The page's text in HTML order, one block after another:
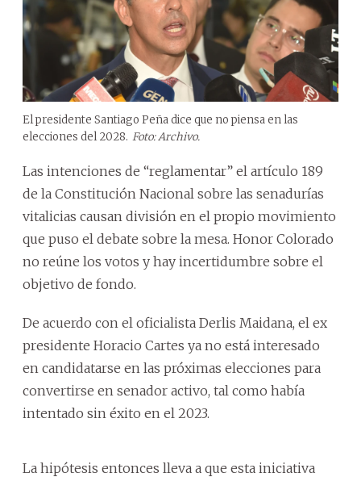
El presidente Santiago Peña dice que no piensa en las
elecciones del 2028. Foto: Archivo.
Las intenciones de “reglamentar” el artículo 189
de la Constitución Nacional sobre las senadurías
vitalicias causan división en el propio movimiento
que puso el debate sobre la mesa. Honor Colorado
no reúne los votos y hay incertidumbre sobre el
objetivo de fondo.
De acuerdo con el oficialista Derlis Maidana, el ex
presidente Horacio Cartes ya no está interesado
en candidatarse en las próximas elecciones para
convertirse en senador activo, tal como había
intentado sin éxito en el 2023.
La hipótesis entonces lleva a que esta iniciativa